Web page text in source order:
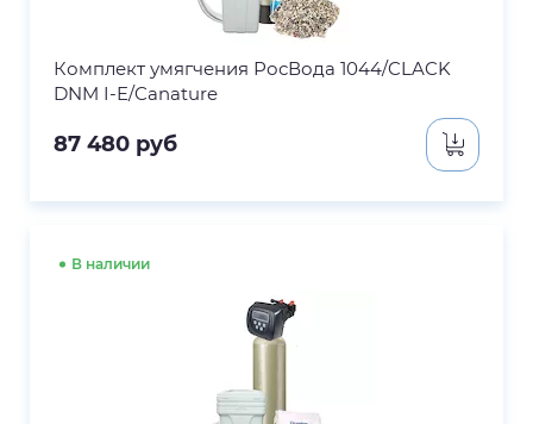
Комплект умягчения РосВода 1044/CLACK
DNM I-E/Canature
87 480 руб
В наличии